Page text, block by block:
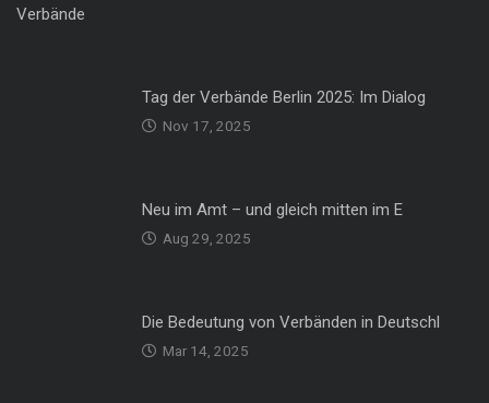
Tag der Verbände Berlin 2025: Im Dialog
Nov 17, 2025
Neu im Amt – und gleich mitten im E
Aug 29, 2025
Die Bedeutung von Verbänden in Deutschl
Mar 14, 2025